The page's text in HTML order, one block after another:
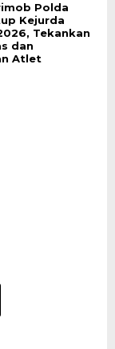
Polda
Kejurda
Tekankan
dan
Atlet